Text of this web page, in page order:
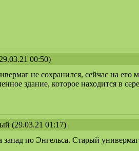
00:50)
не сохранился, сейчас на
здание, которое находится в
(29.03.21 01:17)
запад по Энгельса. Старый